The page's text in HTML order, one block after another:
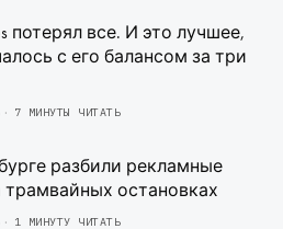
потерял все. И это лучшее,
с его балансом за три
7 МИНУТЫ ЧИТАТЬ
разбили рекламные
остановках
1 МИНУТУ ЧИТАТЬ